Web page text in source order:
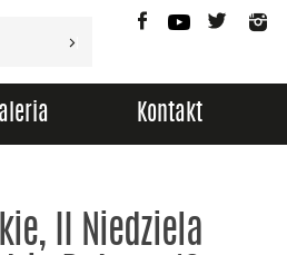
FacebookYouTubeTwitter
Kontakt
II Niedziela